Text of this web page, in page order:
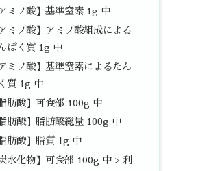
ミノ酸】基準窒素 1g 中
ミノ酸】アミノ酸組成による
ぱく質 1g 中
ミノ酸】基準窒素によるたん
質 1g 中
肪酸】可食部 100g 中
脂肪酸】脂肪酸総量 100g 中
肪酸】脂質 1g 中
水化物】可食部 100g 中 > 利